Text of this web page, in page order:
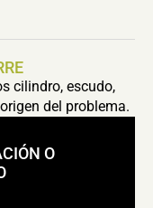
cilindro, escudo,
del problema.
O